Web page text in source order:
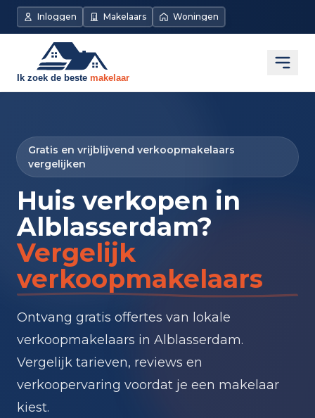
Inloggen Makelaars Woningen
Gratis en vrijblijvend verkoopmakelaars
vergelijken
Huis verkopen in
Alblasserdam?
Vergelijk
verkoopmakelaars
Ontvang gratis offertes van lokale
verkoopmakelaars in Alblasserdam.
Vergelijk tarieven, reviews en
verkoopervaring voordat je een makelaar
kiest.